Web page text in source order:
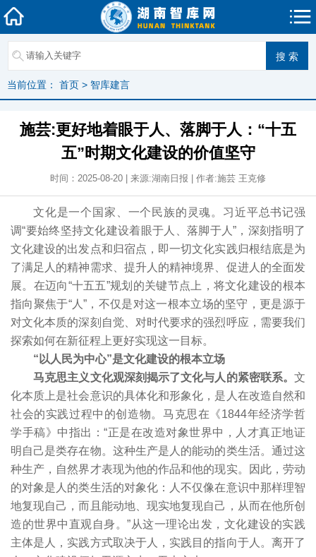
当前位置： 首页 > 智库建言
施芸:更好地着眼于人、落脚于人：“十五
五”时期文化建设的价值坚守
时间：2025-08-20 | 来源:湖南日报 | 作者:施芸 王克修
文化是一个国家、一个民族的灵魂。习近平总书记强
调“要始终坚持文化建设着眼于人、落脚于人”，深刻指明了
文化建设的出发点和归宿点，即一切文化实践归根结底是为
了满足人的精神需求、提升人的精神境界、促进人的全面发
展。在迈向“十五五”规划的关键节点上，将文化建设的根本
指向聚焦于“人”，不仅是对这一根本立场的坚守，更是源于
对文化本质的深刻自觉、对时代要求的强烈呼应，需要我们
探索如何在新征程上更好实现这一目标。
“以人民为中心”是文化建设的根本立场
马克思主义文化观深刻揭示了文化与人的紧密联系。文
化本质上是社会意识的具体化和形象化，是人在改造自然和
社会的实践过程中的创造物。马克思在《1844年经济学哲
学手稿》中指出：“正是在改造对象世界中，人才真正地证
明自己是类存在物。这种生产是人的能动的类生活。通过这
种生产，自然界才表现为他的作品和他的现实。因此，劳动
的对象是人的类生活的对象化：人不仅像在意识中那样理智
地复现自己，而且能动地、现实地复现自己，从而在他所创
造的世界中直观自身。”从这一理论出发，文化建设的实践
主体是人，实践方式取决于人，实践目的指向于人。离开了